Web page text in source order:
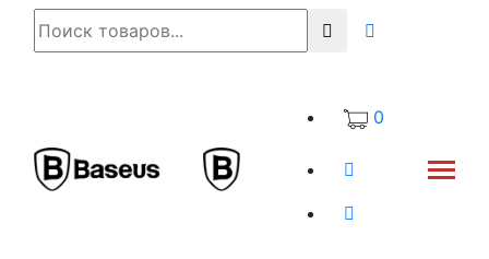
0